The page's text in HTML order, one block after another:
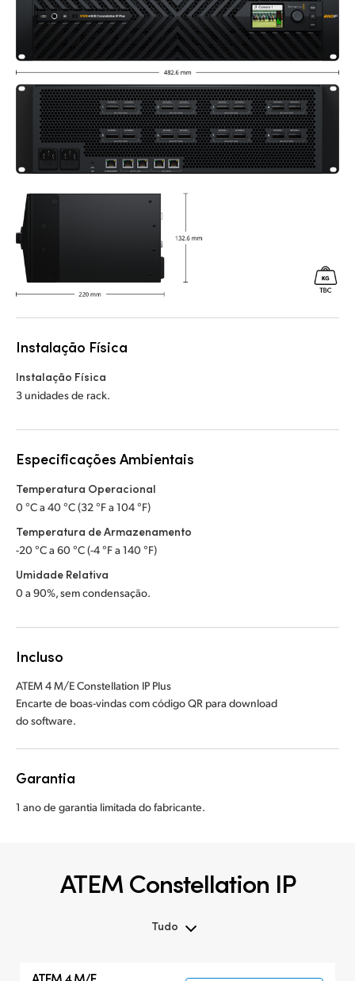
Instalação Física
Instalação Física
3 unidades de rack.
Especificações Ambientais
Temperatura Operacional
0 °C a 40 °C (32 °F a 104 °F)
Temperatura de Armazenamento
-20 °C a 60 °C (-4 °F a 140 °F)
Umidade Relativa
0 a 90%, sem condensação.
Incluso
ATEM 4 M/E Constellation IP Plus
Encarte de boas-vindas com código QR para download
do software.
Garantia
1 ano de garantia limitada do fabricante.
ATEM Constellation IP
Tudo